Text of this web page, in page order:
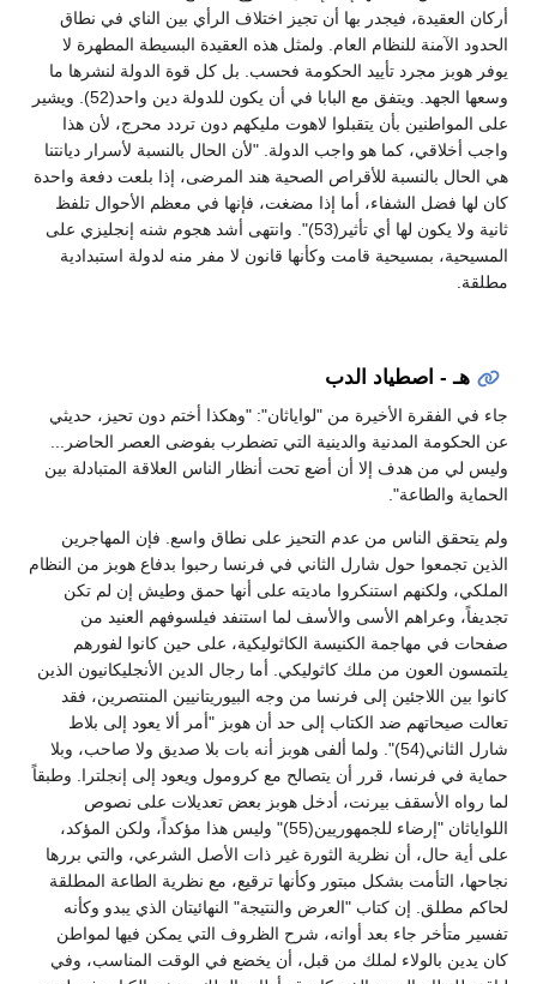
أركان العقيدة، فيجدر بها أن تجيز اختلاف الرأي بين الناي في نطاق
الحدود الآمنة للنظام العام. ولمثل هذه العقيدة البسيطة المطهرة لا
يوفر هوبز مجرد تأييد الحكومة فحسب. بل كل قوة الدولة لنشرها ما
وسعها الجهد. ويتفق مع البابا في أن يكون للدولة دين واحد(52). ويشير
على المواطنين بأن يتقبلوا لاهوت مليكهم دون تردد محرج، لأن هذا
واجب أخلاقي، كما هو واجب الدولة. "لأن الحال بالنسبة لأسرار ديانتنا
هي الحال بالنسبة للأقراص الصحية هند المرضى، إذا بلعت دفعة واحدة
كان لها فضل الشفاء، أما إذا مضغت، فإنها في معظم الأحوال تلفظ
ثانية ولا يكون لها أي تأثير(53)". وانتهى أشد هجوم شنه إنجليزي على
المسيحية، بمسيحية قامت وكأنها قانون لا مفر منه لدولة استبدادية
مطلقة.
هـ - اصطياد الدب
جاء في الفقرة الأخيرة من "لواياثان": "وهكذا أختم دون تحيز، حديثي
عن الحكومة المدنية والدينية التي تضطرب بفوضى العصر الحاضر...
وليس لي من هدف إلا أن أضع تحت أنظار الناس العلاقة المتبادلة بين
الحماية والطاعة".
ولم يتحقق الناس من عدم التحيز على نطاق واسع. فإن المهاجرين
الذين تجمعوا حول شارل الثاني في فرنسا رحبوا بدفاع هوبز من النظام
الملكي، ولكنهم استنكروا ماديته على أنها حمق وطيش إن لم تكن
تجديفاً، وعراهم الأسى والأسف لما استنفد فيلسوفهم العنيد من
صفحات في مهاجمة الكنيسة الكاثوليكية، على حين كانوا لفورهم
يلتمسون العون من ملك كاثوليكي. أما رجال الدين الأنجليكانيون الذين
كانوا بين اللاجئين إلى فرنسا من وجه البيوريتانيين المنتصرين، فقد
تعالت صيحاتهم ضد الكتاب إلى حد أن هوبز "أمر ألا يعود إلى بلاط
شارل الثاني(54)". ولما ألفى هوبز أنه بات بلا صديق ولا صاحب، وبلا
حماية في فرنسا، قرر أن يتصالح مع كرومول ويعود إلى إنجلترا. وطبقاً
لما رواه الأسقف بيرنت، أدخل هوبز بعض تعديلات على نصوص
اللواياثان "إرضاء للجمهوريين(55)" وليس هذا مؤكداً، ولكن المؤكد،
على أية حال، أن نظرية الثورة غير ذات الأصل الشرعي، والتي بررها
نجاحها، التأمت بشكل مبتور وكأنها ترقيع، مع نظرية الطاعة المطلقة
لحاكم مطلق. إن كتاب "العرض والنتيجة" النهائيتان الذي يبدو وكأنه
تفسير متأخر جاء بعد أوانه، شرح الظروف التي يمكن فيها لمواطن
كان يدين بالولاء لملك من قبل، أن يخضع في الوقت المناسب، وفي